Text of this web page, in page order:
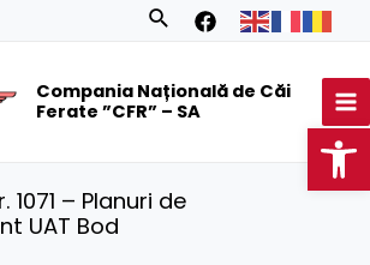
Search
Compania Națională de Căi
Ferate ”CFR” – SA
– Planuri de
UAT Bod